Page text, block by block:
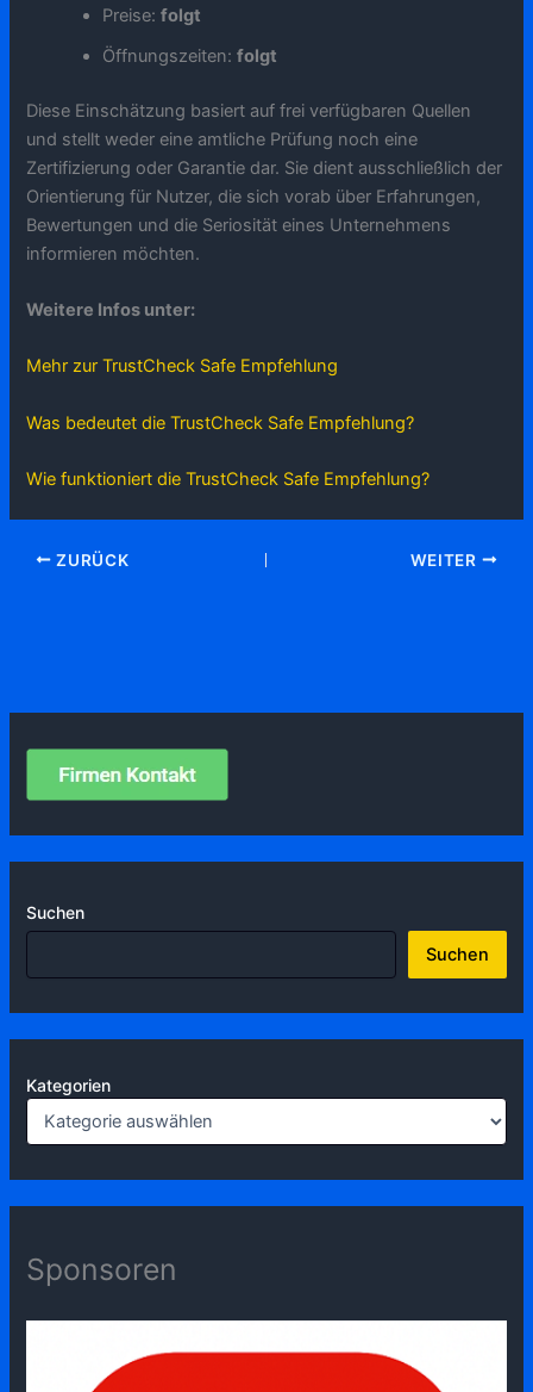
Suchen
Suchen
Kategorien
Sponsoren
Preise:folgt
Öffnungszeiten:folgt
Diese Einschätzung basiert auf frei verfügbaren Quellen
und stellt weder eine amtliche Prüfung noch eine
Zertifizierung oder Garantie dar. Sie dient ausschließlich der
Orientierung für Nutzer, die sich vorab über Erfahrungen,
Bewertungen und die Seriosität eines Unternehmens
informieren möchten.
Weitere Infos unter:
Mehr zur TrustCheck Safe Empfehlung
Was bedeutet die TrustCheck Safe Empfehlung?
Wie funktioniert die TrustCheck Safe Empfehlung?
ZURÜCK WEITER